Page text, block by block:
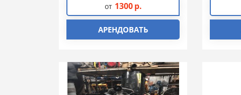
от 1300 р.
АРЕНДОВАТЬ